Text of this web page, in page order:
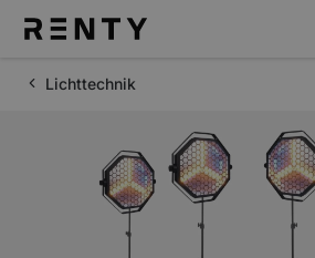
Lichttechnik